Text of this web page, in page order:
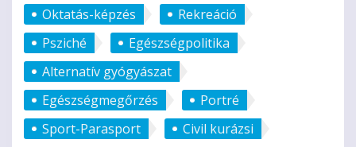
Oktatás-képzés
Rekreáció
Psziché
Egészségpolitika
Alternatív gyógyászat
Egészségmegőrzés
Portré
Sport-Parasport
Civil kurázsi